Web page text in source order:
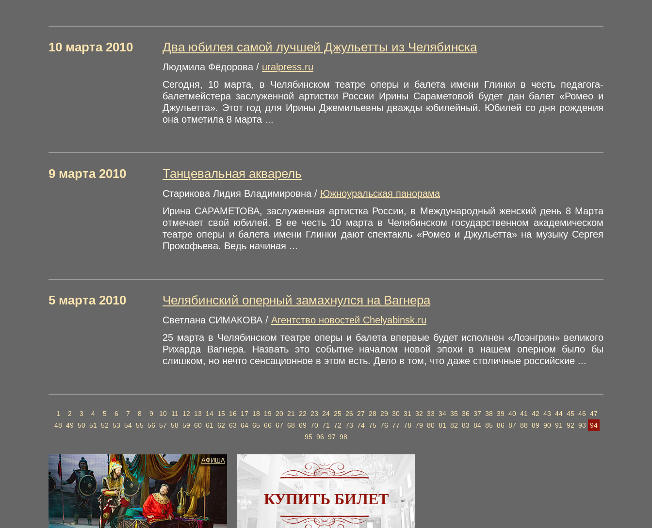
10 марта 2010 Два юбилея самой лучшей Джульетты из Челябинска
Людмила Фёдорова / uralpress.ru
Сегодня, 10 марта, в Челябинском театре оперы и балета имени Глинки в честь педагога-
балетмейстера заслуженной артистки России Ирины Сараметовой будет дан балет «Ромео и
Джульетта». Этот год для Ирины Джемильевны дважды юбилейный. Юбилей со дня рождения
она отметила 8 марта ...
9 марта 2010 Танцевальная акварель
Старикова Лидия Владимировна / Южноуральская панорама
Ирина САРАМЕТОВА, заслуженная артистка России, в Международный женский день 8 Марта
отмечает свой юбилей. В ее честь 10 марта в Челябинском государственном академическом
театре оперы и балета имени Глинки дают спектакль «Ромео и Джульетта» на музыку Сергея
Прокофьева. Ведь начиная ...
5 марта 2010 Челябинский оперный замахнулся на Вагнера
Светлана СИМАКОВА / Агентство новостей Chelyabinsk.ru
25 марта в Челябинском театре оперы и балета впервые будет исполнен «Лоэнгрин» великого
Рихарда Вагнера. Назвать это событие началом новой эпохи в нашем оперном было бы
слишком, но нечто сенсационное в этом есть. Дело в том, что даже столичные российские ...
1 2 3 4 5 6 7 8 9 10 11 12 13 14 15 16 17 18 19 20 21 22 23 24 25 26 27 28 29 30 31 32 33 34 35 36 37 38 39 40 41 42 43 44 45 46 47
48 49 50 51 52 53 54 55 56 57 58 59 60 61 62 63 64 65 66 67 68 69 70 71 72 73 74 75 76 77 78 79 80 81 82 83 84 85 86 87 88 89 90 91 92 93 94
95 96 97 98
АФИША
КУПИТЬ БИЛЕТ